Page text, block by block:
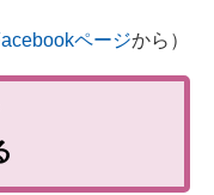
ページから）